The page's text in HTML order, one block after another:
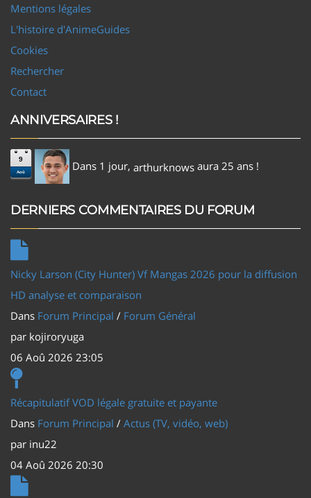
Mentions légales
L'histoire d'AnimeGuides
Cookies
Rechercher
Contact
ANNIVERSAIRES !
9
Aoû Dans 1 jour, arthurknows aura 25 ans !
DERNIERS COMMENTAIRES DU FORUM
Nicky Larson (City Hunter) Vf Mangas 2026 pour la diffusion
HD analyse et comparaison
Dans Forum Principal / Forum Général
par kojiroryuga
06 Aoû 2026 23:05
Récapitulatif VOD légale gratuite et payante
Dans Forum Principal / Actus (TV, vidéo, web)
par inu22
04 Aoû 2026 20:30